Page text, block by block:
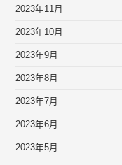
2023年11月
2023年10月
2023年9月
2023年8月
2023年7月
2023年6月
2023年5月